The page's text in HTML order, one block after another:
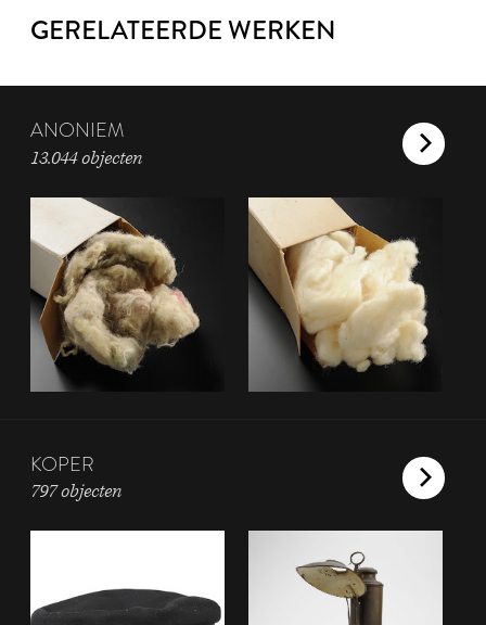
GERELATEERDE WERKEN
ANONIEM
13.044 objecten
KOPER
797 objecten